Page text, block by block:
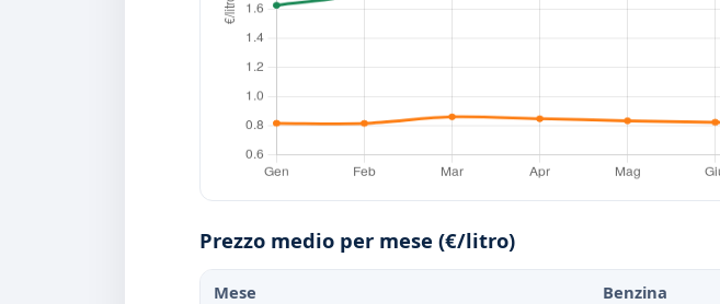
Prezzo medio per mese (€/litro)
Mese Benzina